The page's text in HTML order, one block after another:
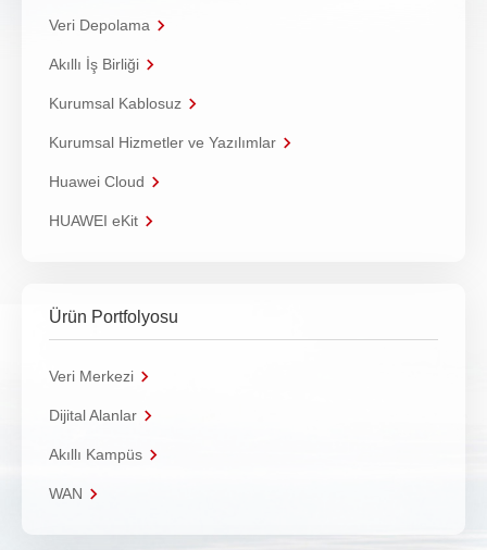
Veri Depolama
Akıllı İş Birliği
Kurumsal Kablosuz
Kurumsal Hizmetler ve Yazılımlar
Huawei Cloud
HUAWEI eKit
Ürün Portfolyosu
Veri Merkezi
Dijital Alanlar
Akıllı Kampüs
WAN